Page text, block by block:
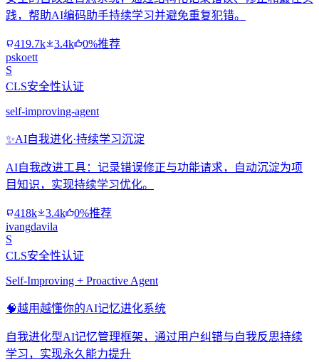
践，帮助AI编码助手持续学习并避免重复犯错。
419.7k 3.4k
0%推荐
pskoett
S
CLS安全性认证
self-improving-agent
✨AI自我进化·持续学习沉淀
AI自我改进工具：记录错误修正与功能请求，自动沉淀为项
目知识，实现持续学习优化。
418k 3.4k
0%推荐
ivangdavila
S
CLS安全性认证
Self-Improving + Proactive Agent
🧠越用越懂你的AI记忆进化系统
自我进化型AI记忆管理框架，通过用户纠错与自我反思持续
学习，实现永久能力提升